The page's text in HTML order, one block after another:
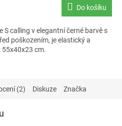
Do košíku
S calling v elegantní černé barvě s
poškozením, je elastický a
55x40x23 cm.
(2) Diskuze Značka